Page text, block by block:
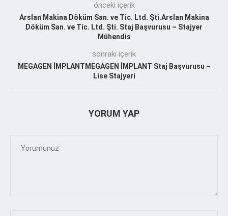
önceki içerik
Arslan Makina Döküm San. ve Tic. Ltd. Şti.Arslan Makina
Döküm San. ve Tic. Ltd. Şti. Staj Başvurusu – Stajyer
Mühendis
sonraki içerik
MEGAGEN İMPLANTMEGAGEN İMPLANT Staj Başvurusu –
Lise Stajyeri
YORUM YAP